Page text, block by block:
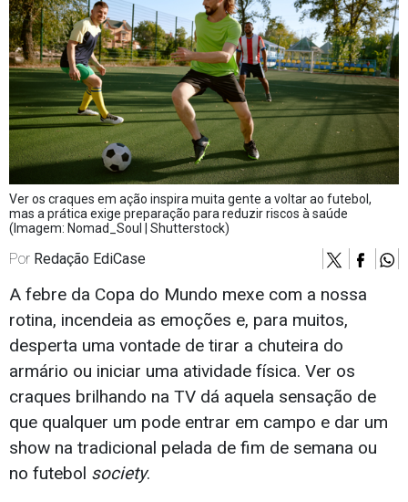
Ver os craques em ação inspira muita gente a voltar ao futebol,
mas a prática exige preparação para reduzir riscos à saúde
(Imagem: Nomad_Soul | Shutterstock)
Por Redação EdiCase
A febre da Copa do Mundo mexe com a nossa
rotina, incendeia as emoções e, para muitos,
desperta uma vontade de tirar a chuteira do
armário ou iniciar uma atividade física. Ver os
craques brilhando na TV dá aquela sensação de
que qualquer um pode entrar em campo e dar um
show na tradicional pelada de fim de semana ou
no futebol society.